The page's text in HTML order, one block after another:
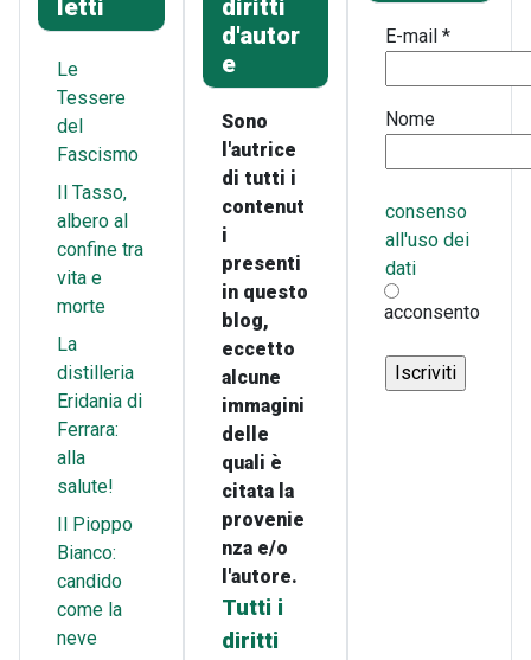
letti
Le
Tessere
del
Fascismo
Il Tasso,
albero al
confine tra
vita e
morte
La
distilleria
Eridania di
Ferrara:
alla
salute!
Il Pioppo
Bianco:
candido
come la
neve
diritti
d'autor
e
Sono
l'autrice
di tutti i
contenut
i
presenti
in questo
blog,
eccetto
alcune
immagini
delle
quali è
citata la
provenie
nza e/o
l'autore.
Tutti i
diritti
E-mail*
Nome
consenso
all'uso dei
dati
acconsento